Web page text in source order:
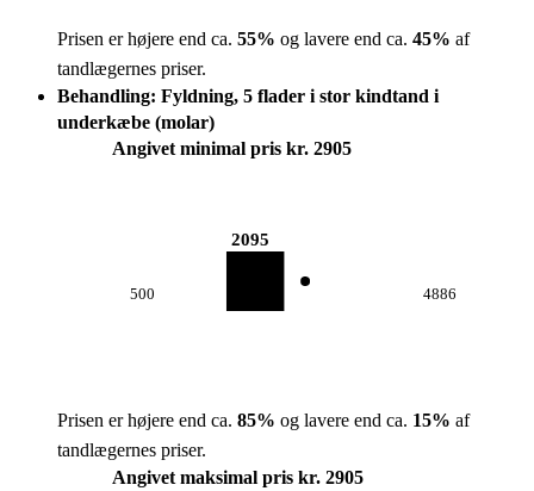
Prisen er højere end ca. 55% og lavere end ca. 45% af
tandlægernes priser.
Behandling: Fyldning, 5 flader i stor kindtand i
underkæbe (molar)
Angivet minimal pris kr. 2905
500
2095
4886
Prisen er højere end ca. 85% og lavere end ca. 15% af
tandlægernes priser.
Angivet maksimal pris kr. 2905